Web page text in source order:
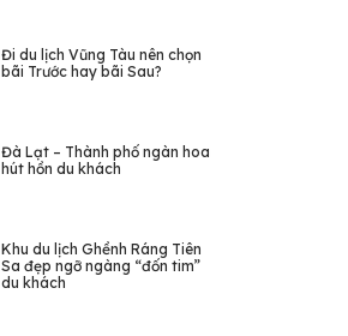
Đi du lịch Vũng Tàu nên chọn
bãi Trước hay bãi Sau?
Đà Lạt – Thành phố ngàn hoa
hút hồn du khách
Khu du lịch Ghềnh Ráng Tiên
Sa đẹp ngỡ ngàng “đốn tim”
du khách